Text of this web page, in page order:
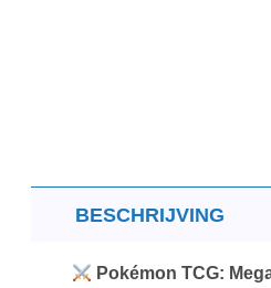
BESCHRIJVING
Pokémon TCG: